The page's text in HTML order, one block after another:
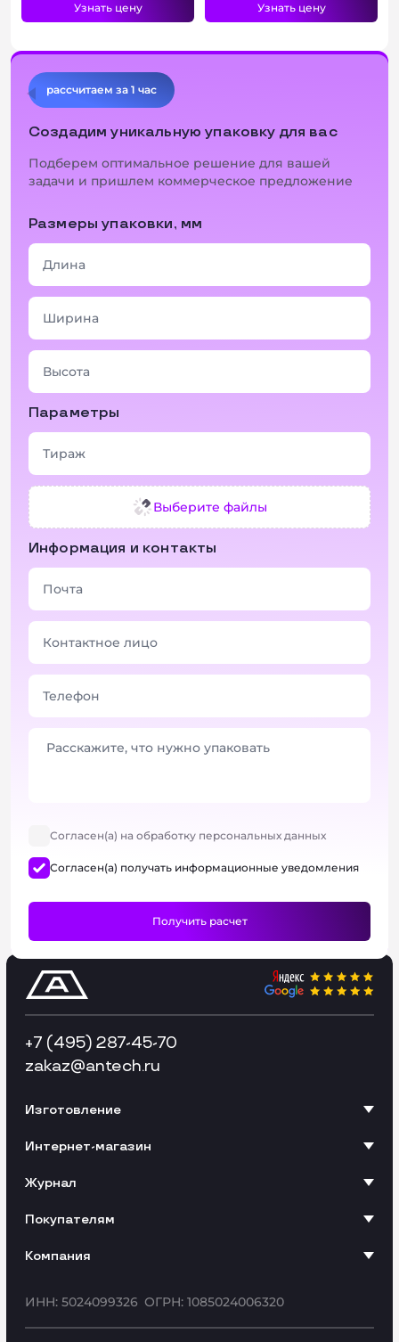
Узнать цену Узнать цену
рассчитаем за 1 час
Создадим уникальную упаковку для вас
Подберем оптимальное решение для вашей
задачи и пришлем коммерческое предложение
Размеры упаковки, мм
Параметры
Выберите файлы
Информация и контакты
Согласен(а) на обработку персональных данных
Согласен(а) получать информационные уведомления
+7 (495) 287-45-70
zakaz@antech.ru
ИНН: 5024099326 ОГРН: 1085024006320
Изготовление
Интернет-магазин
Журнал
Покупателям
Компания